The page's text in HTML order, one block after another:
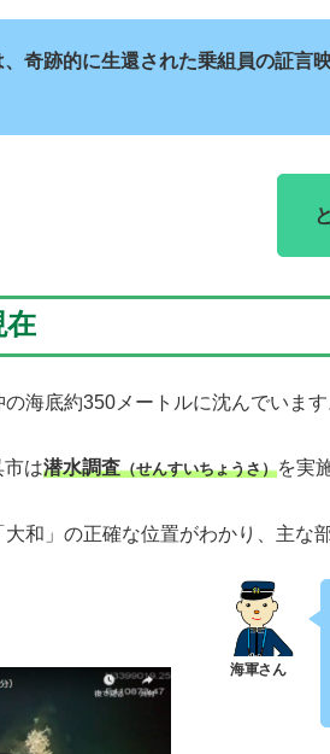
奇跡的に生還された乗組員の証言
在
海底約350メートルに沈んでいます
は潜水調査（せんすいちょうさ）を実
和」の正確な位置がわかり、主な